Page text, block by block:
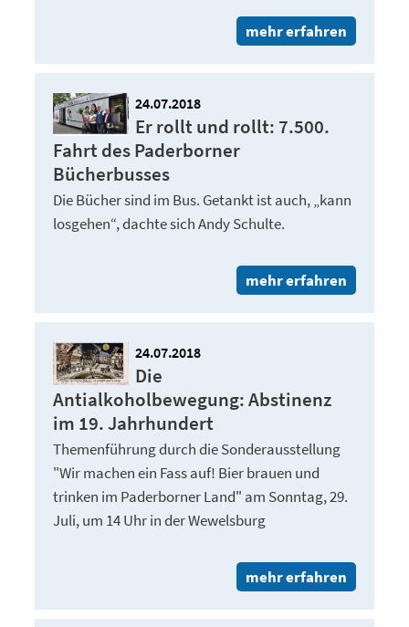
mehr erfahren
24.07.2018
Er rollt und rollt: 7.500.
Fahrt des Paderborner
Bücherbusses
Die Bücher sind im Bus. Getankt ist auch, „kann
losgehen“, dachte sich Andy Schulte.
mehr erfahren
24.07.2018
Die
Antialkoholbewegung: Abstinenz
im 19. Jahrhundert
Themenführung durch die Sonderausstellung
"Wir machen ein Fass auf! Bier brauen und
trinken im Paderborner Land" am Sonntag, 29.
Juli, um 14 Uhr in der Wewelsburg
mehr erfahren